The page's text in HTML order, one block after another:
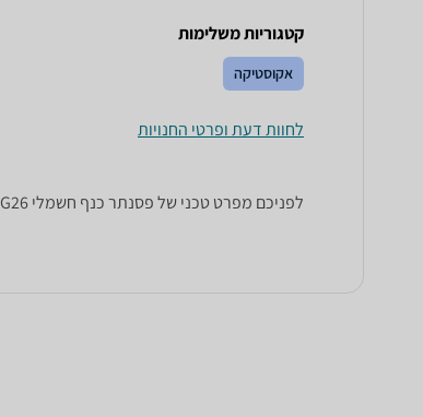
קטגוריות משלימות
אקוסטיקה
לחוות דעת ופרטי החנויות
לפניכם מפרט טכני של ‏פסנתר כנף חשמלי Artesia DG26. כל הנתונים שחייבים לדעת כדי לבחור נכון! זאפ השוואת מחירים מציגים לכם את כל המידע שעוזר לכם להשוות.